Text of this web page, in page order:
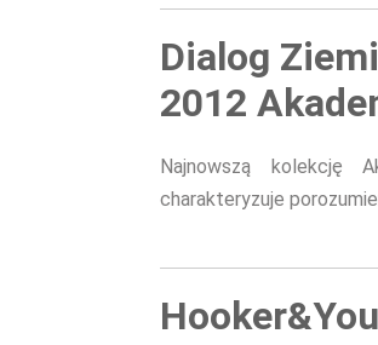
Dialog
2012
Najnowszą kolekcję
charakteryzuje